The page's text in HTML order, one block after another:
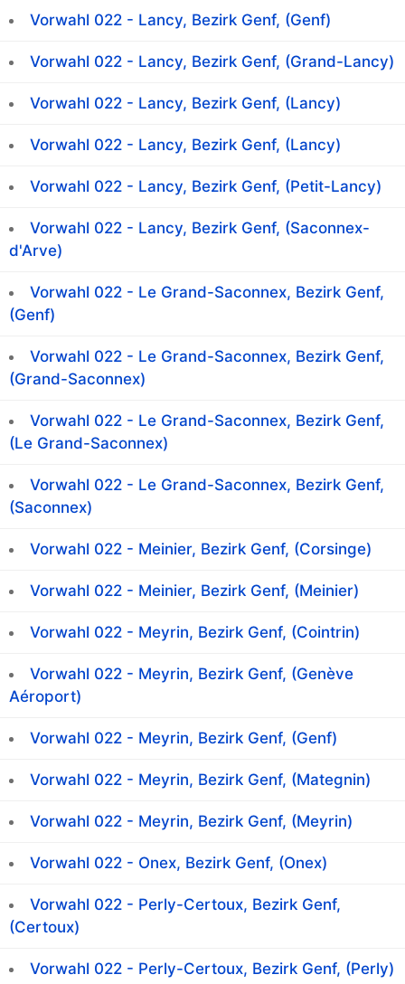
Vorwahl 022 - Lancy, Bezirk Genf, (Genf)
Vorwahl 022 - Lancy, Bezirk Genf, (Grand-Lancy)
Vorwahl 022 - Lancy, Bezirk Genf, (Lancy)
Vorwahl 022 - Lancy, Bezirk Genf, (Lancy)
Vorwahl 022 - Lancy, Bezirk Genf, (Petit-Lancy)
Vorwahl 022 - Lancy, Bezirk Genf, (Saconnex-
d'Arve)
Vorwahl 022 - Le Grand-Saconnex, Bezirk Genf,
(Genf)
Vorwahl 022 - Le Grand-Saconnex, Bezirk Genf,
(Grand-Saconnex)
Vorwahl 022 - Le Grand-Saconnex, Bezirk Genf,
(Le Grand-Saconnex)
Vorwahl 022 - Le Grand-Saconnex, Bezirk Genf,
(Saconnex)
Vorwahl 022 - Meinier, Bezirk Genf, (Corsinge)
Vorwahl 022 - Meinier, Bezirk Genf, (Meinier)
Vorwahl 022 - Meyrin, Bezirk Genf, (Cointrin)
Vorwahl 022 - Meyrin, Bezirk Genf, (Genève
Aéroport)
Vorwahl 022 - Meyrin, Bezirk Genf, (Genf)
Vorwahl 022 - Meyrin, Bezirk Genf, (Mategnin)
Vorwahl 022 - Meyrin, Bezirk Genf, (Meyrin)
Vorwahl 022 - Onex, Bezirk Genf, (Onex)
Vorwahl 022 - Perly-Certoux, Bezirk Genf,
(Certoux)
Vorwahl 022 - Perly-Certoux, Bezirk Genf, (Perly)